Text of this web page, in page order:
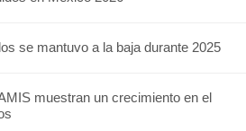
se mantuvo a la baja durante 2025
muestran un crecimiento en el